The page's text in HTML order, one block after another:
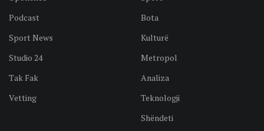
Podcast
Sport News
Studio 24
Tak Fak
Vetting
Bota
Kulturë
Metropol
Analiza
Teknologji
Shëndeti